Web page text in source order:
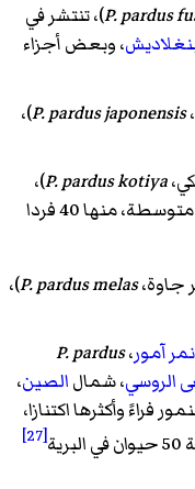
P. pardus)، تنتشر في
، وبعض أجزاء
P. pardus japonensis)،
P. pardus kotiya)،
. مهددة بدرجة متوسطة، منها 40 فردا
جاوة،P. pardus melas)،
نمر آمور،P. pardus
الروسي، شمالالصين،
فراءً وأكثرها اكتنازا،
[27]